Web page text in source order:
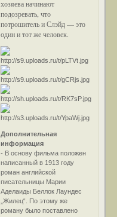
хозяева начинают
подозревать, что
потрошитель и Слэйд — это
один и тот же человек.
Дополнительная
информация
- В основу фильма положен
написанный в 1913 году
роман английской
писательницы Марии
Аделаиды Беллок Лаундес
„Жилец“. По этому же
роману было поставлено